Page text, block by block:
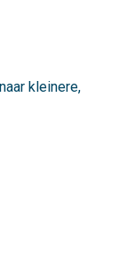
kleinere,